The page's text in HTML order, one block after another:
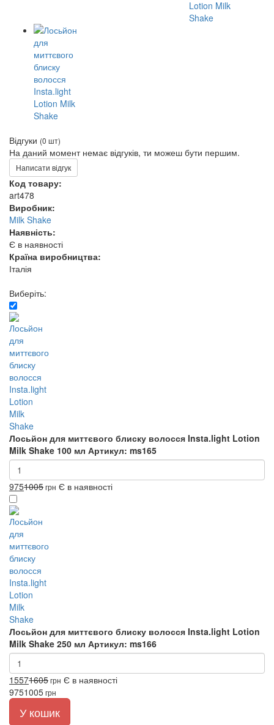
Відгуки (0 шт)
На даний момент немає відгуків, ти можеш бути першим.
Написати відгук
Код товару:
art478
Виробник:
Milk Shake
Наявність:
Є в наявності
Країна виробництва:
Італія
Виберіть:
Лосьйон для миттєвого блиску волосся Insta.light Lotion
Milk Shake 100 мл Артикул: ms165
9751005грн Є в наявності
Лосьйон для миттєвого блиску волосся Insta.light Lotion
Milk Shake 250 мл Артикул: ms166
15571605грн Є в наявності
9751005грн
У кошик